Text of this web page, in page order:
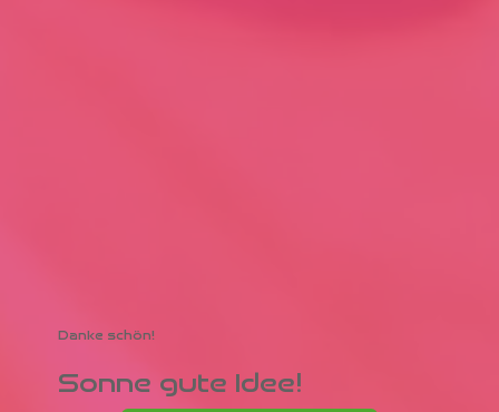
Danke schön!
Sonne gute Idee!